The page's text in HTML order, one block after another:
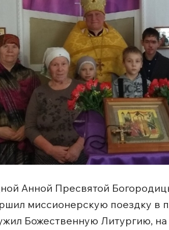
Анной Пресвятой
миссионерскую поездку в
Божественную Литургию,